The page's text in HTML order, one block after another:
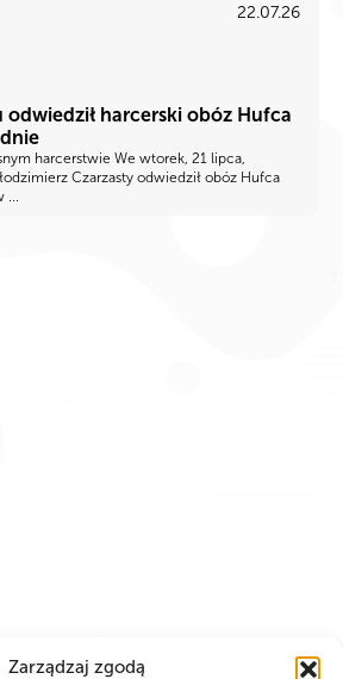
Zarządzaj zgodą
22.07.26
odwiedził harcerski obóz Hufca
harcerstwie We wtorek, 21 lipca,
Czarzasty odwiedził obóz Hufca
...